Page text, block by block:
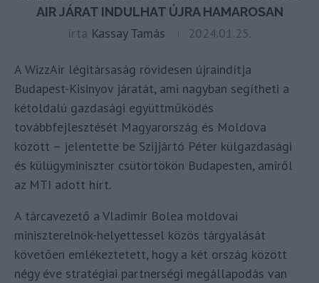
AIR JÁRAT INDULHAT ÚJRA HAMAROSAN
írta Kassay Tamás 2024.01.25.
A WizzAir légitársaság rövidesen újraindítja
Budapest-Kisinyov járatát, ami nagyban segítheti a
kétoldalú gazdasági együttműködés
továbbfejlesztését Magyarország és Moldova
között – jelentette be Szijjártó Péter külgazdasági
és külügyminiszter csütörtökön Budapesten, amiről
az MTI adott hírt.
A tárcavezető a Vladimir Bolea moldovai
miniszterelnök-helyettessel közös tárgyalását
követően emlékeztetett, hogy a két ország között
négy éve stratégiai partnerségi megállapodás van